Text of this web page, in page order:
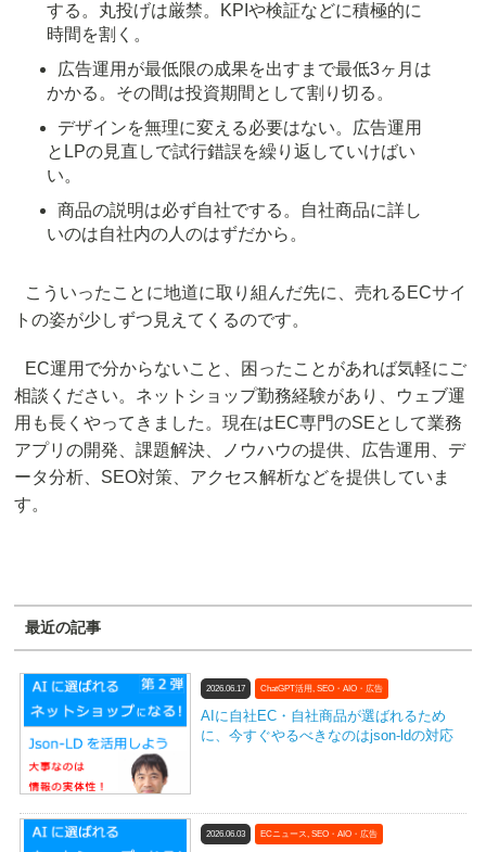
する。丸投げは厳禁。KPIや検証などに積極的に
時間を割く。
広告運用が最低限の成果を出すまで最低3ヶ月は
かかる。その間は投資期間として割り切る。
デザインを無理に変える必要はない。広告運用
とLPの見直しで試行錯誤を繰り返していけばい
い。
商品の説明は必ず自社でする。自社商品に詳し
いのは自社内の人のはずだから。
こういったことに地道に取り組んだ先に、売れるECサイ
トの姿が少しずつ見えてくるのです。
EC運用で分からないこと、困ったことがあれば気軽にご
相談ください。ネットショップ勤務経験があり、ウェブ運
用も長くやってきました。現在はEC専門のSEとして業務
アプリの開発、課題解決、ノウハウの提供、広告運用、デ
ータ分析、SEO対策、アクセス解析などを提供していま
す。
最近の記事
2026.06.17 ChatGPT活用, SEO・AIO・広告
AIに自社EC・自社商品が選ばれるため
に、今すぐやるべきなのはjson-ldの対応
2026.06.03 ECニュース, SEO・AIO・広告